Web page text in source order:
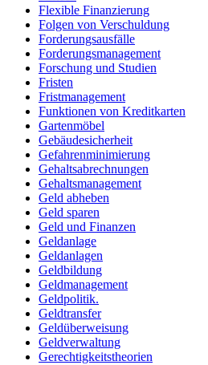
Flexible Finanzierung
Folgen von Verschuldung
Forderungsausfälle
Forderungsmanagement
Forschung und Studien
Fristen
Fristmanagement
Funktionen von Kreditkarten
Gartenmöbel
Gebäudesicherheit
Gefahrenminimierung
Gehaltsabrechnungen
Gehaltsmanagement
Geld abheben
Geld sparen
Geld und Finanzen
Geldanlage
Geldanlagen
Geldbildung
Geldmanagement
Geldpolitik.
Geldtransfer
Geldüberweisung
Geldverwaltung
Gerechtigkeitstheorien